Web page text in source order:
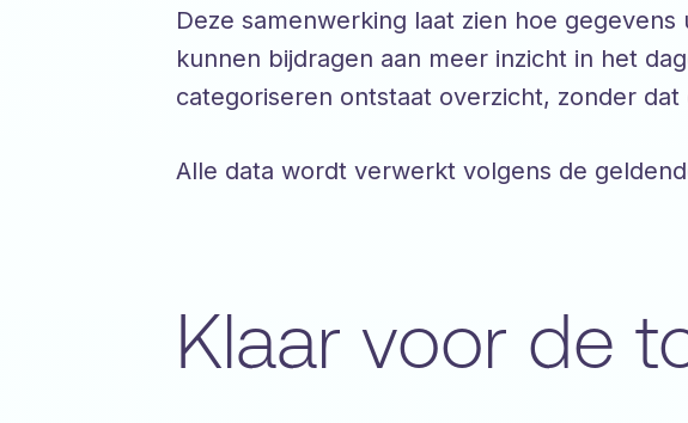
Deze samenwerking laat zien hoe
kunnen bijdragen aan meer inzicht in het
categoriseren ontstaat overzicht, zonder
Alle data wordt verwerkt volgens de
Klaar voor de